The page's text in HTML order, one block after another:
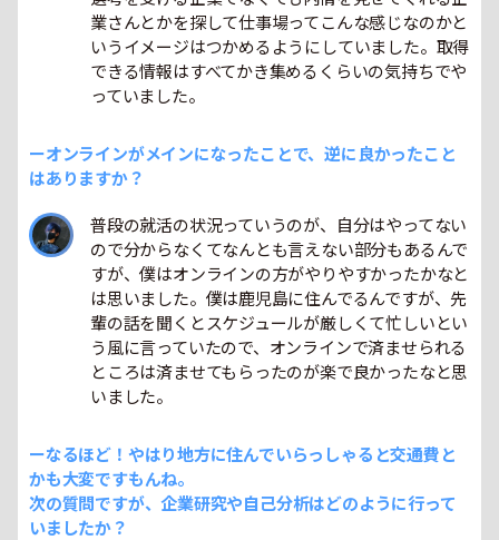
業さんとかを探して仕事場ってこんな感じなのかと
いうイメージはつかめるようにしていました。取得
できる情報はすべてかき集めるくらいの気持ちでや
っていました。
ーオンラインがメインになったことで、逆に良かったこと
はありますか？
普段の就活の状況っていうのが、自分はやってない
ので分からなくてなんとも言えない部分もあるんで
すが、僕はオンラインの方がやりやすかったかなと
は思いました。僕は鹿児島に住んでるんですが、先
輩の話を聞くとスケジュールが厳しくて忙しいとい
う風に言っていたので、オンラインで済ませられる
ところは済ませてもらったのが楽で良かったなと思
いました。
ーなるほど！やはり地方に住んでいらっしゃると交通費と
かも大変ですもんね。
次の質問ですが、企業研究や自己分析はどのように行って
いましたか？